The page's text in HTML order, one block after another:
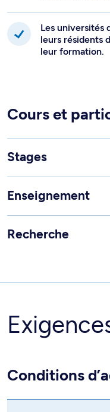
Les universités
leurs résidents
leur formation.
Cours et
Stages
Enseignement
Recherche
Conditions